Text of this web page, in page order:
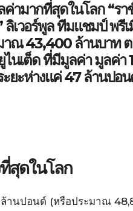
ามากที่สุดในโลก “รา
ลิเวอร์พูล ทีมแชมป์ พรี
าณ 43,400 ล้านบาท
ไนเต็ด ที่มีมูลค่า มูลค่า
ยะห่างแค่ 47 ล้านปอ
สุดในโลก
านปอนด์ (หรือประมาณ